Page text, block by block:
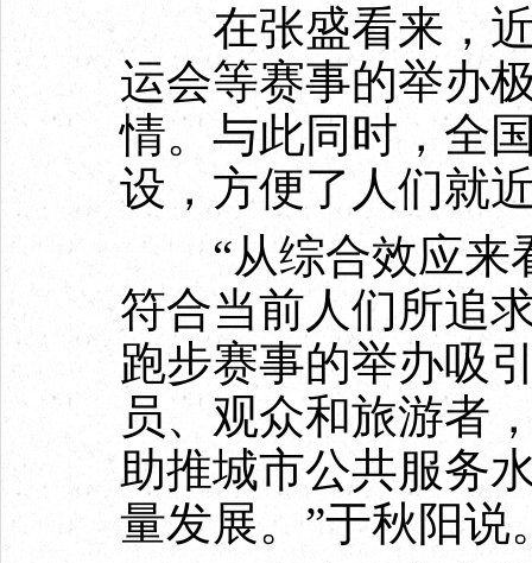
在张盛看来，近
运会等赛事的举办
情。与此同时，全
设，方便了人们就
“从综合效应来
符合当前人们所追
跑步赛事的举办吸
员、观众和旅游者
助推城市公共服务
量发展。”于秋阳说